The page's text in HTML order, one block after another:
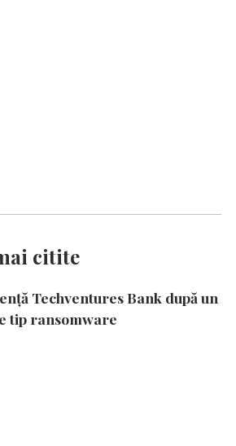
citite
Techventures Bank după un
tip ransomware